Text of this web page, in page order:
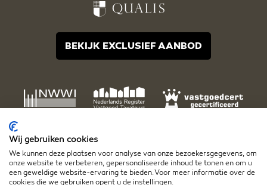
BEKIJK EXCLUSIEF AANBOD
Wij gebruiken cookies
We kunnen deze plaatsen voor analyse van onze bezoekersgegevens, om
onze website te verbeteren, gepersonaliseerde inhoud te tonen en om u
een geweldige website-ervaring te bieden. Voor meer informatie over de
cookies die we gebruiken opent u de instellingen.